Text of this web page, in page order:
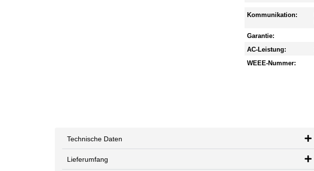
Kommunikation:
Garantie:
AC-Leistung:
WEEE-Nummer:
Technische Daten
Lieferumfang